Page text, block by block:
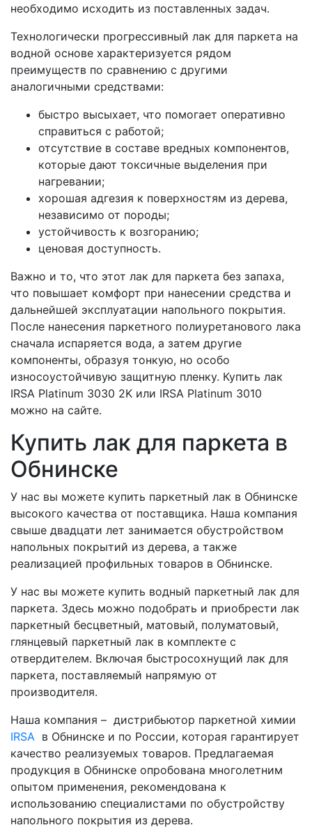
необходимо исходить из поставленных задач.
Технологически прогрессивный лак для паркета на
водной основе характеризуется рядом
преимуществ по сравнению с другими
аналогичными средствами:
быстро высыхает, что помогает оперативно
справиться с работой;
отсутствие в составе вредных компонентов,
которые дают токсичные выделения при
нагревании;
хорошая адгезия к поверхностям из дерева,
независимо от породы;
устойчивость к возгоранию;
ценовая доступность.
Важно и то, что этот лак для паркета без запаха,
что повышает комфорт при нанесении средства и
дальнейшей эксплуатации напольного покрытия.
После нанесения паркетного полиуретанового лака
сначала испаряется вода, а затем другие
компоненты, образуя тонкую, но особо
износоустойчивую защитную пленку. Купить лак
IRSA Platinum 3030 2K или IRSA Platinum 3010
можно на сайте.
Купить лак для паркета в
Обнинске
У нас вы можете купить паркетный лак в Обнинске
высокого качества от поставщика. Наша компания
свыше двадцати лет занимается обустройством
напольных покрытий из дерева, а также
реализацией профильных товаров в Обнинске.
У нас вы можете купить водный паркетный лак для
паркета. Здесь можно подобрать и приобрести лак
паркетный бесцветный, матовый, полуматовый,
глянцевый паркетный лак в комплекте с
отвердителем. Включая быстросохнущий лак для
паркета, поставляемый напрямую от
производителя.
Наша компания – дистрибьютор паркетной химии
IRSA в Обнинске и по России, которая гарантирует
качество реализуемых товаров. Предлагаемая
продукция в Обнинске опробована многолетним
опытом применения, рекомендована к
использованию специалистами по обустройству
напольного покрытия из дерева.